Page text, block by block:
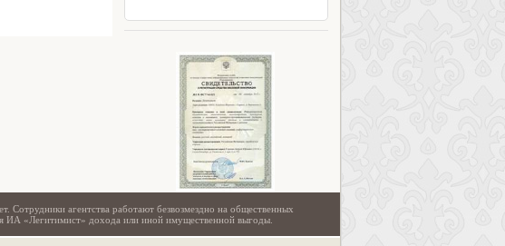
Сотрудники агентства работают безвозмездно на общественных
ИА «Легитимист» дохода или иной имущественной выгоды.